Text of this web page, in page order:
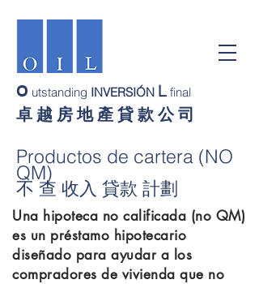
O utstanding INVERSIÓN L final
卓 越 房 地 產 貸 款 公 司
Productos de cartera (NO
QM)
不 查 收入 貸款 計劃
Una hipoteca no calificada (no QM)
es un préstamo hipotecario
diseñado para ayudar a los
compradores de vivienda que no